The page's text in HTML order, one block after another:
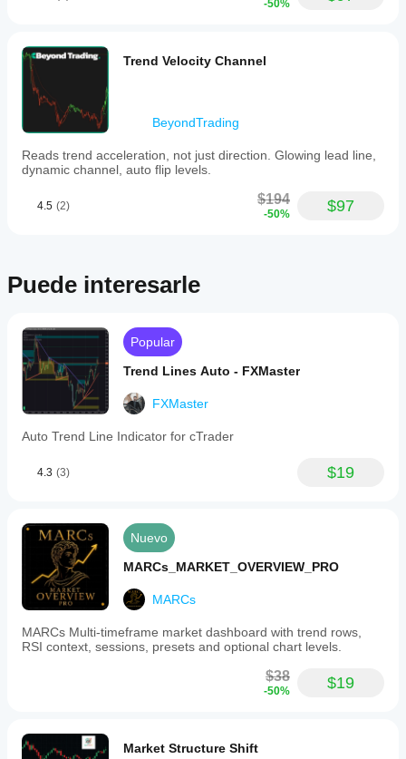
-50%
Trend Velocity Channel
BeyondTrading
Reads trend acceleration, not just direction. Glowing lead line,
dynamic channel, auto flip levels.
4.5 (2) $194
-50% $97
Puede interesarle
Popular
Trend Lines Auto - FXMaster
FXMaster
Auto Trend Line Indicator for cTrader
4.3 (3) $19
Nuevo
MARCs_MARKET_OVERVIEW_PRO
MARCs
MARCs Multi-timeframe market dashboard with trend rows,
RSI context, sessions, presets and optional chart levels.
$38
-50% $19
Market Structure Shift